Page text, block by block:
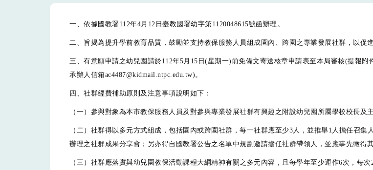
一、依據國教署112年4月12日臺教國署幼字第1120048615號函辦理。
二、旨揭為提升學前教育品質，鼓勵並支持教保服務人員組成園內、跨園之專業發展社群，以促
三、有意願申請之幼兒園請於112年5月15日(星期一)前免備文寄送核章申請表至本局審核(提報
承辦人信箱ac4487@kidmail.ntpc.edu.tw)。
四、社群經費補助原則及注意事項說明如下：
（一）參與對象為本市教保服務人員及對參與專業發展社群有興趣之附設幼兒園所屬學校校長及
（二）社群得以多元方式組成，包括園內或跨園社群，每一社群應至少3人，並推舉1人擔任召
辦理之社群成果分享會；另亦得自國教署公告之名單中規劃邀請擔任社群帶領人，並應事先徵得其
（三）社群應落實與幼兒園教保活動課程大綱精神有關之多元內容，且每學年至少運作6次，每